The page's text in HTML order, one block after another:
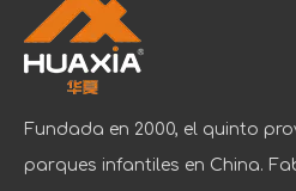
Fundada en 2000, el quinto
parques infantiles en China.